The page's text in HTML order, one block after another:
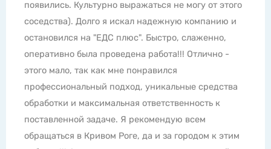
Ни ленты не помогали, ни другие средства. Но
даже не подозревала, что можно справиться с
проблемой навсегда, если воспользоваться
услугами спецов. Профессиональные средства -
супер как и сама работа, все четко по времени без
проволочек. Если у Вас проблемы с насекомыми,
грызунами и другой живностью, набирайте номер
телефона только ЕДС Плюс. Всем рекомендую
обращаться в эту компанию.